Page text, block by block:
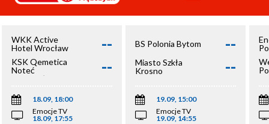
WKK Active
Hotel Wrocław
--
KSK Qemetica
Noteć
Inowrocław
--
18.09, 18:00
Emocje TV
18.09, 17:55
BS Polonia Bytom --
Miasto Szkła
Krosno
--
19.09, 15:00
Emocje TV
19.09, 14:55